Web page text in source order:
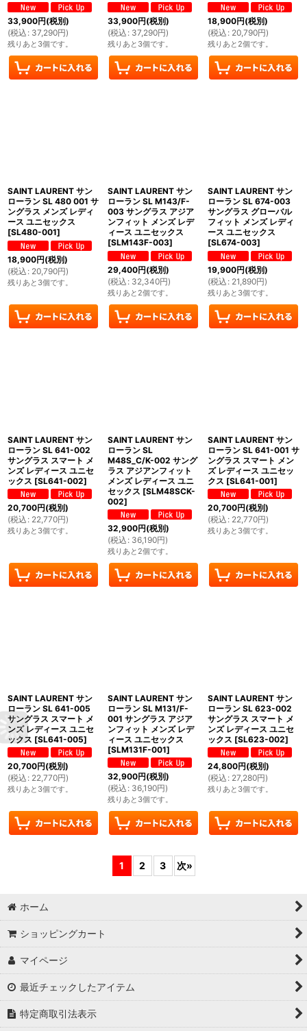
33,900円(税別)
(税込 : 37,290円)
残りあと3個です。
33,900円(税別)
(税込 : 37,290円)
残りあと3個です。
18,900円(税別)
(税込 : 20,790円)
残りあと2個です。
SAINT LAURENT サン
ローラン SL 480 001 サ
ングラス メンズ レディ
ース ユニセックス
[SL480-001]
18,900円(税別)
(税込 : 20,790円)
残りあと3個です。
SAINT LAURENT サン
ローラン SL M143/F-
003 サングラス アジア
ンフィット メンズ レデ
ィース ユニセックス
[SLM143F-003]
29,400円(税別)
(税込 : 32,340円)
残りあと2個です。
SAINT LAURENT サン
ローラン SL 674-003
サングラス グローバル
フィット メンズ レディ
ース ユニセックス
[SL674-003]
19,900円(税別)
(税込 : 21,890円)
残りあと3個です。
SAINT LAURENT サン
ローラン SL 641-002
サングラス スマート メ
ンズ レディース ユニセ
ックス [SL641-002]
20,700円(税別)
(税込 : 22,770円)
残りあと3個です。
SAINT LAURENT サン
ローラン SL
M48S_C/K-002 サング
ラス アジアンフィット
メンズ レディース ユニ
セックス [SLM48SCK-
002]
32,900円(税別)
(税込 : 36,190円)
残りあと2個です。
SAINT LAURENT サン
ローラン SL 641-001 サ
ングラス スマート メン
ズ レディース ユニセッ
クス [SL641-001]
20,700円(税別)
(税込 : 22,770円)
残りあと3個です。
SAINT LAURENT サン
ローラン SL 641-005
サングラス スマート メ
ンズ レディース ユニセ
ックス [SL641-005]
20,700円(税別)
(税込 : 22,770円)
残りあと3個です。
SAINT LAURENT サン
ローラン SL M131/F-
001 サングラス アジア
ンフィット メンズ レデ
ィース ユニセックス
[SLM131F-001]
32,900円(税別)
(税込 : 36,190円)
残りあと3個です。
SAINT LAURENT サン
ローラン SL 623-002
サングラス スマート メ
ンズ レディース ユニセ
ックス [SL623-002]
24,800円(税別)
(税込 : 27,280円)
残りあと3個です。
1 2 3 次»
ホーム
ショッピングカート
マイページ
最近チェックしたアイテム
特定商取引法表示